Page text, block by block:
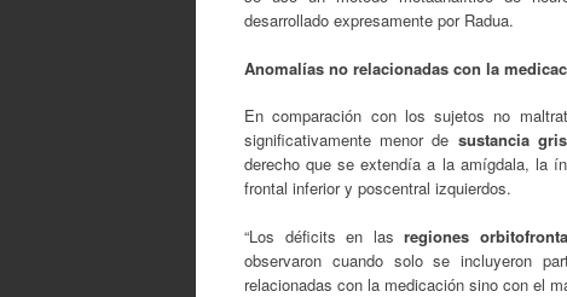
desarrollado expresamente por Radua.
Anomalías no relacionadas con la
En comparación con los sujetos no
significativamente menor de sustancia
derecho que se extendía a la amígdala, la
frontal inferior y poscentral izquierdos.
“Los déficits en lasregiones
observaron cuando solo se incluyeron
relacionadas con la medicación sino con el